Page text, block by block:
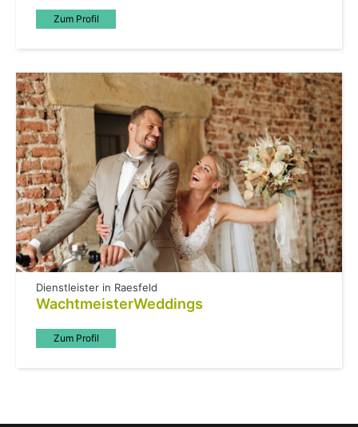
Zum Profil
Dienstleister in Raesfeld
WachtmeisterWeddings
Zum Profil